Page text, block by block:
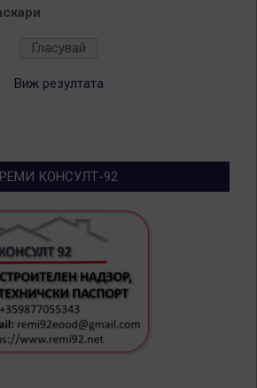
Виж резултата
РЕМИ КОНСУЛТ-92